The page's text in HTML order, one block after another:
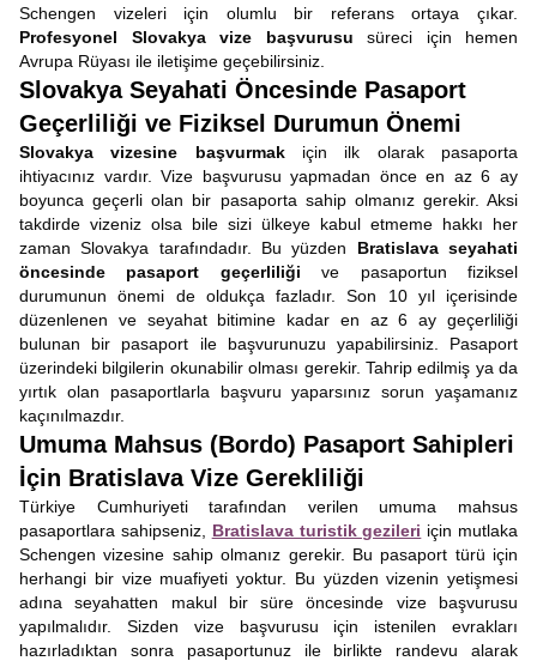
Schengen vizeleri için olumlu bir referans ortaya çıkar.
Profesyonel Slovakya vize başvurusu süreci için hemen
Avrupa Rüyası ile iletişime geçebilirsiniz.
Slovakya Seyahati Öncesinde Pasaport
Geçerliliği ve Fiziksel Durumun Önemi
Slovakya vizesine başvurmakiçin ilk olarak pasaporta
ihtiyacınız vardır. Vize başvurusu yapmadan önce en az 6 ay
boyunca geçerli olan bir pasaporta sahip olmanız gerekir. Aksi
takdirde vizeniz olsa bile sizi ülkeye kabul etmeme hakkı her
zaman Slovakya tarafındadır. Bu yüzden Bratislava seyahati
öncesinde pasaport geçerliliğive pasaportun fiziksel
durumunun önemi de oldukça fazladır. Son 10 yıl içerisinde
düzenlenen ve seyahat bitimine kadar en az 6 ay geçerliliği
bulunan bir pasaport ile başvurunuzu yapabilirsiniz. Pasaport
üzerindeki bilgilerin okunabilir olması gerekir. Tahrip edilmiş ya da
yırtık olan pasaportlarla başvuru yaparsınız sorun yaşamanız
kaçınılmazdır.
Umuma Mahsus (Bordo) Pasaport Sahipleri
İçin Bratislava Vize Gerekliliği
Türkiye Cumhuriyeti tarafından verilen umuma mahsus
pasaportlara sahipseniz, Bratislava turistik gezileri için mutlaka
Schengen vizesine sahip olmanız gerekir. Bu pasaport türü için
herhangi bir vize muafiyeti yoktur. Bu yüzden vizenin yetişmesi
adına seyahatten makul bir süre öncesinde vize başvurusu
yapılmalıdır. Sizden vize başvurusu için istenilen evrakları
hazırladıktan sonra pasaportunuz ile birlikte randevu alarak